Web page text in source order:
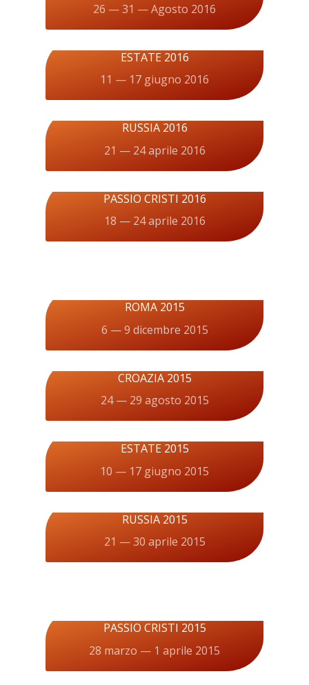
26 — 31 — Agosto 2016
ESTATE 2016
11 — 17 giugno 2016
RUSSIA 2016
21 — 24 aprile 2016
PASSIO CRISTI 2016
18 — 24 aprile 2016
ROMA 2015
6 — 9 dicembre 2015
CROAZIA 2015
24 — 29 agosto 2015
ESTATE 2015
10 — 17 giugno 2015
RUSSIA 2015
21 — 30 aprile 2015
PASSIO CRISTI 2015
28 marzo — 1 aprile 2015